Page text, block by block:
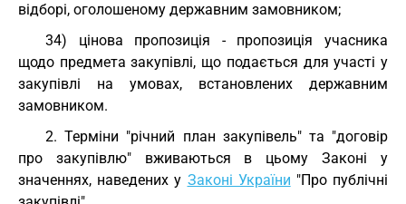
відборі, оголошеному державним замовником;
34) цінова пропозиція - пропозиція учасника
щодо предмета закупівлі, що подається для участі у
закупівлі на умовах, встановлених державним
замовником.
2. Терміни "річний план закупівель" та "договір
про закупівлю" вживаються в цьому Законі у
значеннях, наведених у Законі України "Про публічні